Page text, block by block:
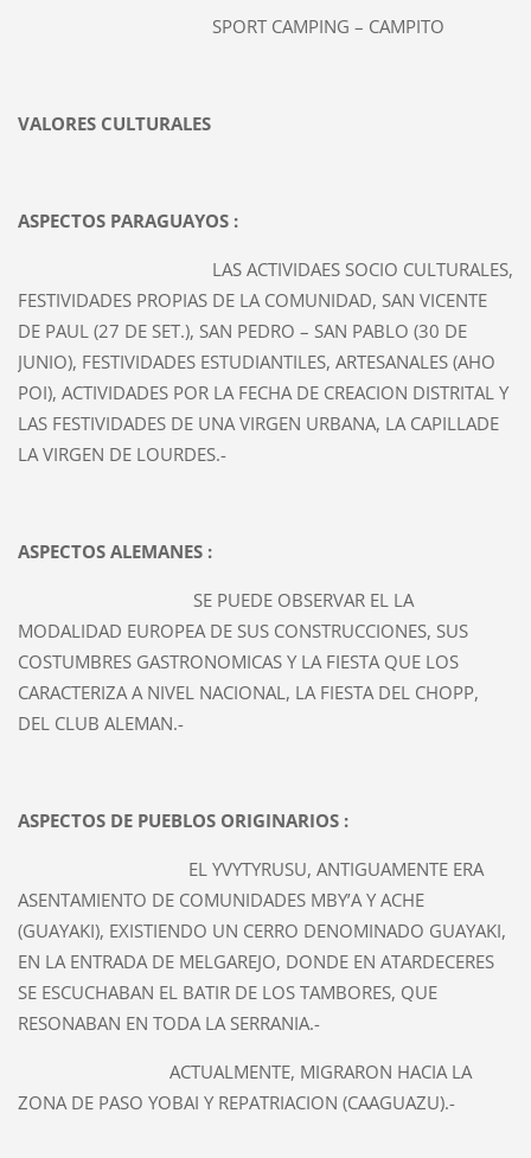
SPORT CAMPING – CAMPITO
VALORES CULTURALES
ASPECTOS PARAGUAYOS :
LAS ACTIVIDAES SOCIO CULTURALES,
FESTIVIDADES PROPIAS DE LA COMUNIDAD, SAN VICENTE
DE PAUL (27 DE SET.), SAN PEDRO – SAN PABLO (30 DE
JUNIO), FESTIVIDADES ESTUDIANTILES, ARTESANALES (AHO
POI), ACTIVIDADES POR LA FECHA DE CREACION DISTRITAL Y
LAS FESTIVIDADES DE UNA VIRGEN URBANA, LA CAPILLADE
LA VIRGEN DE LOURDES.-
ASPECTOS ALEMANES :
SE PUEDE OBSERVAR EL LA
MODALIDAD EUROPEA DE SUS CONSTRUCCIONES, SUS
COSTUMBRES GASTRONOMICAS Y LA FIESTA QUE LOS
CARACTERIZA A NIVEL NACIONAL, LA FIESTA DEL CHOPP,
DEL CLUB ALEMAN.-
ASPECTOS DE PUEBLOS ORIGINARIOS :
EL YVYTYRUSU, ANTIGUAMENTE ERA
ASENTAMIENTO DE COMUNIDADES MBY’A Y ACHE
(GUAYAKI), EXISTIENDO UN CERRO DENOMINADO GUAYAKI,
EN LA ENTRADA DE MELGAREJO, DONDE EN ATARDECERES
SE ESCUCHABAN EL BATIR DE LOS TAMBORES, QUE
RESONABAN EN TODA LA SERRANIA.-
ACTUALMENTE, MIGRARON HACIA LA
ZONA DE PASO YOBAI Y REPATRIACION (CAAGUAZU).-